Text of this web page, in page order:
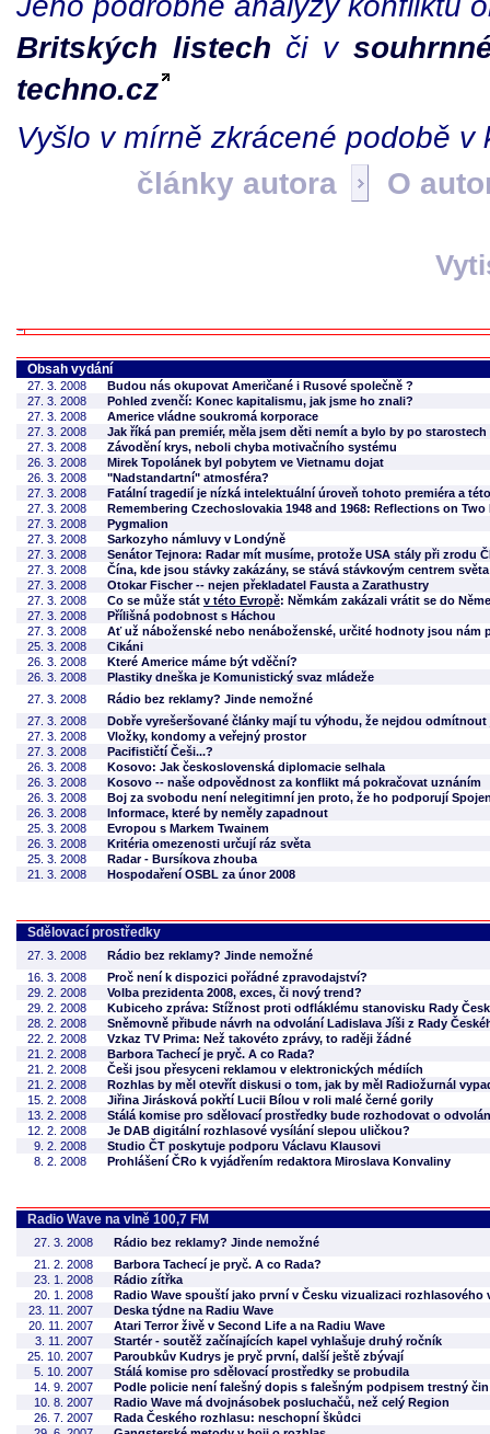
Britských listech či v
techno.cz
Vyšlo v mírně zkrácené podobě
články autora
O
Obsah vydání
27. 3. 2008
Budou nás okupovat Američané i Rusové společně ?
27. 3. 2008
Pohled zvenčí: Konec kapitalismu, jak jsme ho znali?
27. 3. 2008
Americe vládne soukromá korporace
27. 3. 2008
Jak říká pan premiér, měla jsem děti nemít a bylo by po starostech
27. 3. 2008
Závodění krys, neboli chyba motivačního systému
26. 3. 2008
Mirek Topolánek byl pobytem ve Vietnamu dojat
26. 3. 2008
"Nadstandartní" atmosféra?
27. 3. 2008
Fatální tragedií je nízká intelektuální úroveň tohoto premiéra a
27. 3. 2008
Remembering Czechoslovakia 1948 and 1968: Reflections on
27. 3. 2008
Pygmalion
27. 3. 2008
Sarkozyho námluvy v Londýně
27. 3. 2008
Senátor Tejnora: Radar mít musíme, protože USA stály při zrodu
27. 3. 2008
Čína, kde jsou stávky zakázány, se stává stávkovým centrem světa
27. 3. 2008
Otokar Fischer -- nejen překladatel Fausta a Zarathustry
27. 3. 2008
Co se může stát v této Evropě: Němkám zakázali vrátit se do
27. 3. 2008
Přílišná podobnost s Háchou
27. 3. 2008
Ať už náboženské nebo nenáboženské, určité hodnoty jsou nám
25. 3. 2008
Cikáni
26. 3. 2008
Které Americe máme být vděční?
26. 3. 2008
Plastiky dneška je Komunistický svaz mládeže
27. 3. 2008
Rádio bez reklamy? Jinde nemožné
27. 3. 2008
Dobře vyrešeršované články mají tu výhodu, že nejdou odmítnout
27. 3. 2008
Vložky, kondomy a veřejný prostor
27. 3. 2008
Pacifističtí Češi...?
26. 3. 2008
Kosovo: Jak československá diplomacie selhala
26. 3. 2008
Kosovo -- naše odpovědnost za konflikt má pokračovat uznáním
26. 3. 2008
Boj za svobodu není nelegitimní jen proto, že ho podporují
26. 3. 2008
Informace, které by neměly zapadnout
25. 3. 2008
Evropou s Markem Twainem
26. 3. 2008
Kritéria omezenosti určují ráz světa
25. 3. 2008
Radar - Bursíkova zhouba
21. 3. 2008
Hospodaření OSBL za únor 2008
Sdělovací prostředky
27. 3. 2008
Rádio bez reklamy? Jinde nemožné
16. 3. 2008
Proč není k dispozici pořádné zpravodajství?
29. 2. 2008
Volba prezidenta 2008, exces, či nový trend?
29. 2. 2008
Kubiceho zpráva: Stížnost proti odfláklému stanovisku Rady
28. 2. 2008
Sněmovně přibude návrh na odvolání Ladislava Jíši z Rady
22. 2. 2008
Vzkaz TV Prima: Než takovéto zprávy, to raději žádné
21. 2. 2008
Barbora Tachecí je pryč. A co Rada?
21. 2. 2008
Češi jsou přesyceni reklamou v elektronických médiích
21. 2. 2008
Rozhlas by měl otevřít diskusi o tom, jak by měl Radiožurnál
15. 2. 2008
Jiřina Jirásková pokřtí Lucii Bílou v roli malé černé gorily
13. 2. 2008
Stálá komise pro sdělovací prostředky bude rozhodovat o
12. 2. 2008
Je DAB digitální rozhlasové vysílání slepou uličkou?
9. 2. 2008
Studio ČT poskytuje podporu Václavu Klausovi
8. 2. 2008
Prohlášení ČRo k vyjádřením redaktora Miroslava Konvaliny
Radio Wave na vlně 100,7 FM
27. 3. 2008
Rádio bez reklamy? Jinde nemožné
21. 2. 2008
Barbora Tachecí je pryč. A co Rada?
23. 1. 2008
Rádio zítřka
20. 1. 2008
Radio Wave spouští jako první v Česku vizualizaci rozhlasového
23. 11. 2007
Deska týdne na Radiu Wave
20. 11. 2007
Atari Terror živě v Second Life a na Radiu Wave
3. 11. 2007
Startér - soutěž začínajících kapel vyhlašuje druhý ročník
25. 10. 2007
Paroubkův Kudrys je pryč první, další ještě zbývají
5. 10. 2007
Stálá komise pro sdělovací prostředky se probudila
14. 9. 2007
Podle policie není falešný dopis s falešným podpisem trestný čin
10. 8. 2007
Radio Wave má dvojnásobek posluchačů, než celý Region
26. 7. 2007
Rada Českého rozhlasu: neschopní škůdci